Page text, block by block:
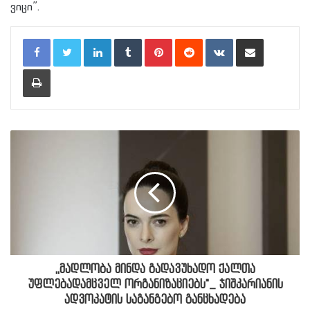
ვიცი”.
LinkedInTumblr PinterestReddit VKontakteShare via Email
Print
,,მადლობა მინდა გადავუხადო ქალთა
უფლებადამცველ ორგანიზაციებს"_ ჯიშკარიანის
ადვოკატის საგანგებო განცხადება